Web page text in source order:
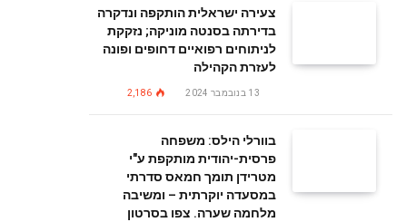
צעירה ישראלית הותקפה ונדקרה
בדירתה בסנטה מוניקה; נזקקת
לניתוחים רפואיים דחופים ופונה
לעזרת הקהילה
13 בנובמבר 2024 2,186
בוורלי הילס: משפחה
פרסית-יהודית מותקפת ע"י
מטרידן תומך חמאס סדרתי
במסעדה יוקרתית – ומשיבה
מלחמה שערה. צפו בסרטון